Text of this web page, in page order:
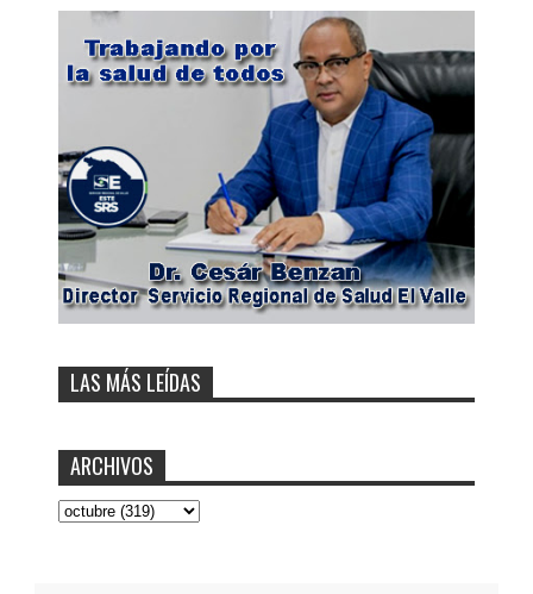
LAS MÁS LEÍDAS
ARCHIVOS